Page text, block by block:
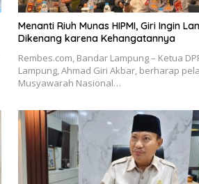
Menanti Riuh Munas HIPMI, Giri Ingin
Dikenang karena Kehangatannya
Rembes.com, Bandar Lampung – Ketua
Lampung, Ahmad Giri Akbar, berharap
Musyawarah Nasional…